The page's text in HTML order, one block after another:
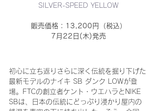
SILVER-SPEED YELLOW
販売価格：13,200円（税込）
7月22日(木)発売
初心に立ち返りさらに深く伝統を掘り下げた
最新モデルのナイキ SB ダンク LOWが登
場。FTCの創立者ケント・ウエハラとNIKE
SBは、日本の伝統にどっぷり浸かり屋内の